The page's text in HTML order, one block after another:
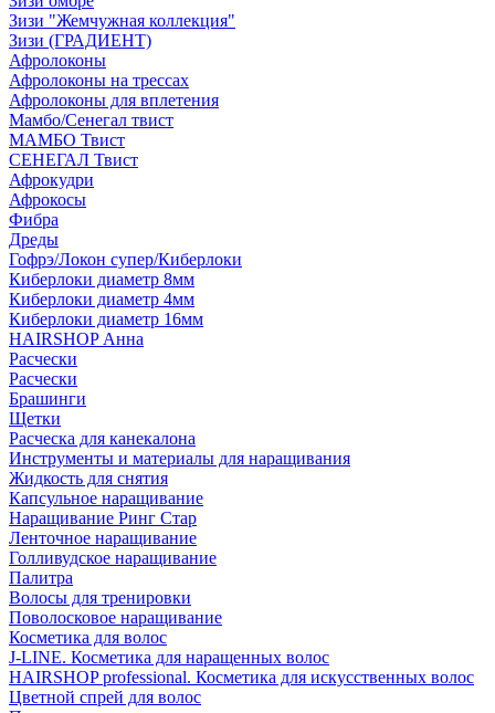
Зизи "Жемчужная коллекция"
Зизи (ГРАДИЕНТ)
Афролоконы
Афролоконы на трессах
Афролоконы для вплетения
Мамбо/Сенегал твист
МАМБО Твист
СЕНЕГАЛ Твист
Афрокудри
Афрокосы
Фибра
Дреды
Гофрэ/Локон супер/Киберлоки
Киберлоки диаметр 8мм
Киберлоки диаметр 4мм
Киберлоки диаметр 16мм
HAIRSHOP Анна
Расчески
Расчески
Брашинги
Щетки
Расческа для канекалона
Инструменты и материалы для наращивания
Жидкость для снятия
Капсульное наращивание
Наращивание Ринг Стар
Ленточное наращивание
Голливудское наращивание
Палитра
Волосы для тренировки
Поволосковое наращивание
Косметика для волос
J-LINE. Косметика для наращенных волос
HAIRSHOP professional. Косметика для искусственных волос
Цветной спрей для волос